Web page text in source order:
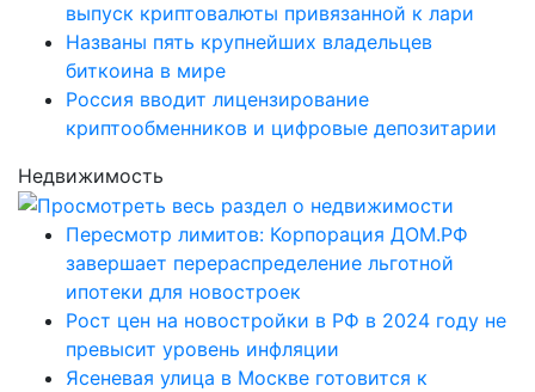
выпуск криптовалюты привязанной к лари
Названы пять крупнейших владельцев
биткоина в мире
Россия вводит лицензирование
криптообменников и цифровые депозитарии
Недвижимость
Пересмотр лимитов: Корпорация ДОМ.РФ
завершает перераспределение льготной
ипотеки для новостроек
Рост цен на новостройки в РФ в 2024 году не
превысит уровень инфляции
Ясеневая улица в Москве готовится к